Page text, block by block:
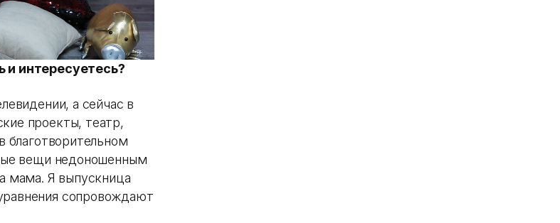
и интересуетесь?
а сейчас в
проекты, театр,
вещи недоношенным
мама. Я выпускница
сопровождают